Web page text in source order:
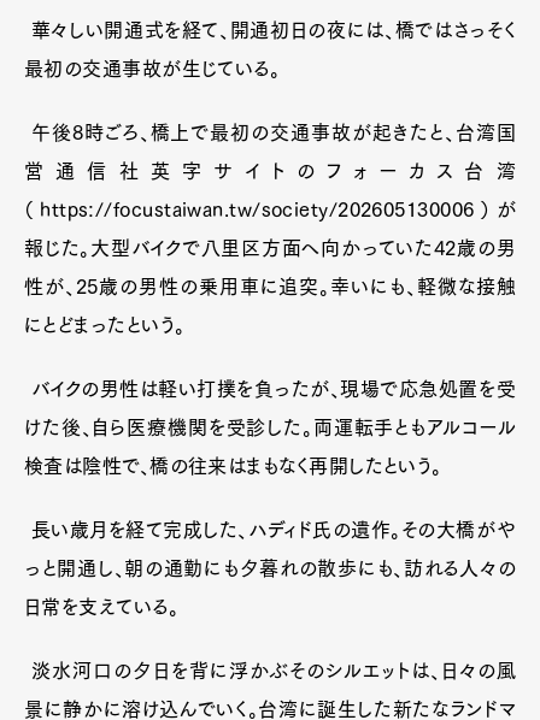
華々しい開通式を経て、開通初日の夜には、橋ではさっそく
最初の交通事故が生じている。
午後8時ごろ、橋上で最初の交通事故が起きたと、台湾国
営通信社英字サイトのフォーカス台湾
（https://focustaiwan.tw/society/202605130006）が
報じた。大型バイクで八里区方面へ向かっていた42歳の男
性が、25歳の男性の乗用車に追突。幸いにも、軽微な接触
にとどまったという。
バイクの男性は軽い打撲を負ったが、現場で応急処置を受
けた後、自ら医療機関を受診した。両運転手ともアルコール
検査は陰性で、橋の往来はまもなく再開したという。
長い歳月を経て完成した、ハディド氏の遺作。その大橋がや
っと開通し、朝の通勤にも夕暮れの散歩にも、訪れる人々の
日常を支えている。
淡水河口の夕日を背に浮かぶそのシルエットは、日々の風
景に静かに溶け込んでいく。台湾に誕生した新たなランドマ